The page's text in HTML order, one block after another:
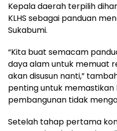
Kepala daerah terpilih
KLHS sebagai panduan
Sukabumi.
“Kita buat semacam
daya alam untuk memuat
akan disusun nanti,”
penting untuk
pembangunan tidak
Setelah tahap pertama